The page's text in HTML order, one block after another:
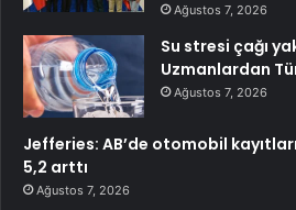
Ağustos 7, 2026
Su stresi çağı
Uzmanlardan
Ağustos 7, 2026
Jefferies: AB’de otomobil
5,2 arttı
Ağustos 7, 2026